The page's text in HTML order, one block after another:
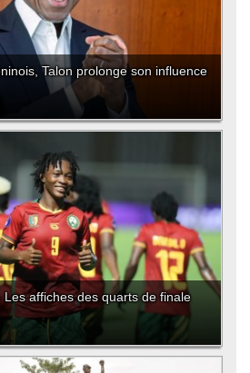
Talon prolonge son influence
affiches des quarts de finale